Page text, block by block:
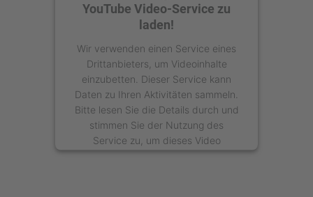
YouTube Video-Service zu
laden!
Wir verwenden einen Service eines
Drittanbieters, um Videoinhalte
einzubetten. Dieser Service kann
Daten zu Ihren Aktivitäten sammeln.
Bitte lesen Sie die Details durch und
stimmen Sie der Nutzung des
Service zu, um dieses Video
anzusehen.